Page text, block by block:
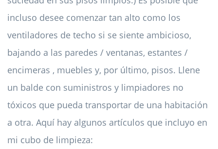
incluso desee comenzar tan alto como los
ventiladores de techo si se siente ambicioso,
bajando a las paredes / ventanas, estantes /
encimeras , muebles y, por último, pisos. Llene
un balde con suministros y limpiadores no
tóxicos que pueda transportar de una habitación
a otra. Aquí hay algunos artículos que incluyo en
mi cubo de limpieza: